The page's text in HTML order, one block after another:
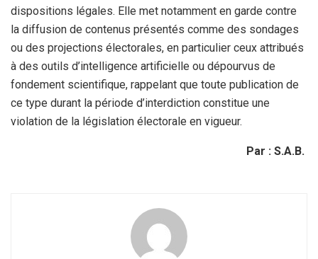
dispositions légales. Elle met notamment en garde contre
la diffusion de contenus présentés comme des sondages
ou des projections électorales, en particulier ceux attribués
à des outils d’intelligence artificielle ou dépourvus de
fondement scientifique, rappelant que toute publication de
ce type durant la période d’interdiction constitue une
violation de la législation électorale en vigueur.
Par : S.A.B.